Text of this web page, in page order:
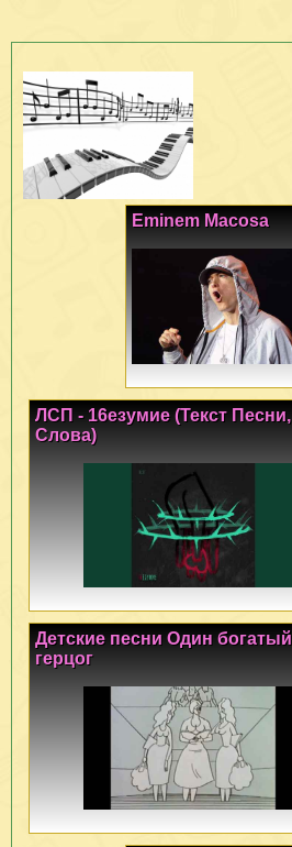
Eminem Macosa
ЛСП - 16езумие (Текст Песни,
Слова)
Детские песни Один богатый
герцог